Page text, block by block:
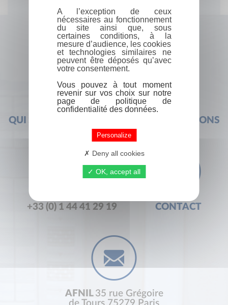
QUI SOMMES-NOUS ? FOIRE AUX QUESTIONS
+33 (0) 1 44 41 29 19 CONTACT
AFNIL 35 rue Grégoire
A l’exception de ceux
nécessaires au fonctionnement
du site ainsi que, sous
certaines conditions, à la
mesure d’audience, les cookies
et technologies similaires ne
peuvent être déposés qu’avec
votre consentement.
Vous pouvez à tout moment
revenir sur vos choix sur notre
page de politique de
confidentialité des données.
Personalize
Deny all cookies
OK, accept all